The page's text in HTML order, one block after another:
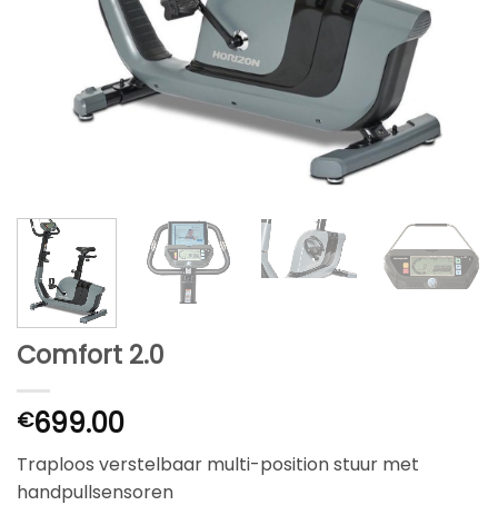
Comfort 2.0
€699.00
Traploos verstelbaar multi-position stuur met
handpullsensoren